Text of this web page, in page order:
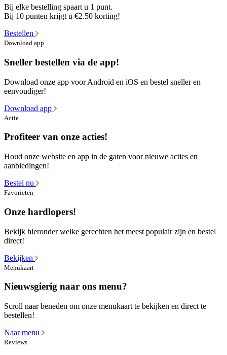
Bij elke bestelling spaart u 1 punt.
Bij 10 punten krijgt u €2.50 korting!
Bestellen
Download app
Sneller bestellen via de app!
Download onze app voor Android en iOS en bestel sneller en
eenvoudiger!
Download app
Actie
Profiteer van onze acties!
Houd onze website en app in de gaten voor nieuwe acties en
aanbiedingen!
Bestel nu
Favorieten
Onze hardlopers!
Bekijk hieronder welke gerechten het meest populair zijn en bestel
direct!
Bekijken
Menukaart
Nieuwsgierig naar ons menu?
Scroll naar beneden om onze menukaart te bekijken en direct te
bestellen!
Naar menu
Reviews